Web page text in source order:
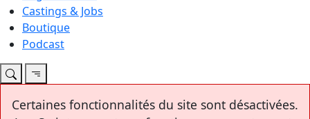
Castings & Jobs
Boutique
Podcast
Certaines fonctionnalités du site sont désactivées.